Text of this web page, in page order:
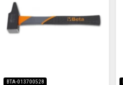
BTA-013700528